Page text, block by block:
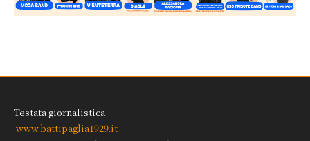
Testata giornalistica
www.battipaglia1929.it